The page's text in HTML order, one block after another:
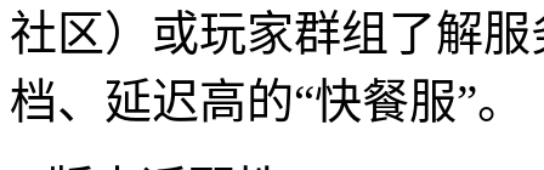
社区）或玩家群组了解
档、延迟高的“快餐服”。